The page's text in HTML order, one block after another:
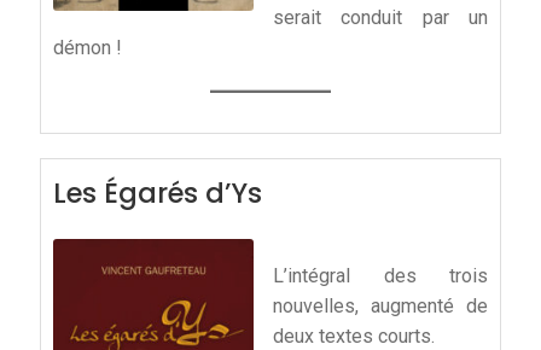
serait conduit par un
démon !
Les Égarés d’Ys
L’intégral des trois
nouvelles, augmenté de
deux textes courts.